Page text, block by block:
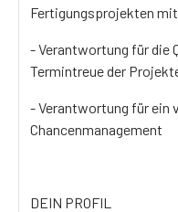
Fertigungsprojekten
- Verantwortung für die
Termintreue der
- Verantwortung für ein
Chancenmanagement
DEIN PROFIL